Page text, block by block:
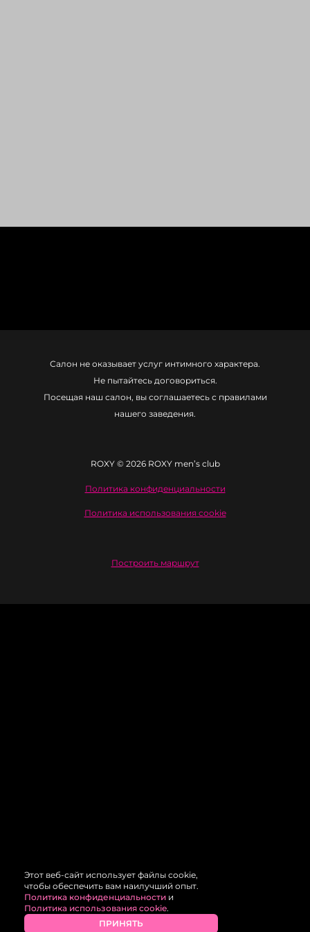
Салон не оказывает услуг интимного характера.
Не пытайтесь договориться.
Посещая наш салон, вы соглашаетесь с правилами
нашего заведения.
ROXY © 2026 ROXY men’s club
Политика конфиденциальности
Политика использования cookie
Построить маршрут
Этот веб-сайт использует файлы cookie,
чтобы обеспечить вам наилучший опыт.
Политика конфиденциальности и
Политика использования cookie.
ПРИНЯТЬ